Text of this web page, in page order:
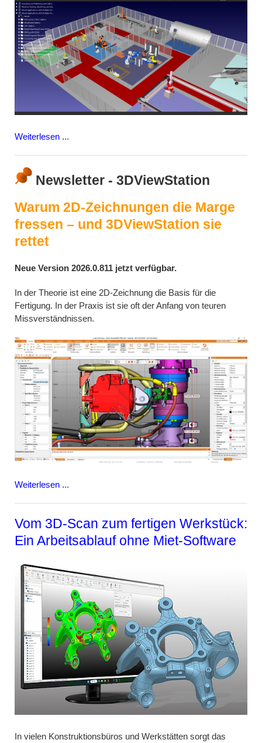
Weiterlesen ...
Newsletter - 3DViewStation
Warum 2D-Zeichnungen die Marge
fressen – und 3DViewStation sie
rettet
Neue Version 2026.0.811 jetzt verfügbar.
In der Theorie ist eine 2D-Zeichnung die Basis für die
Fertigung. In der Praxis ist sie oft der Anfang von teuren
Missverständnissen.
Weiterlesen ...
Vom 3D-Scan zum fertigen Werkstück:
Ein Arbeitsablauf ohne Miet-Software
In vielen Konstruktionsbüros und Werkstätten sorgt das